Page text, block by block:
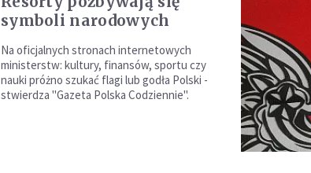
symboli narodowych
Na oficjalnych stronach internetowych
ministerstw: kultury, finansów, sportu czy
nauki próżno szukać flagi lub godła Polski -
stwierdza "Gazeta Polska Codziennie".